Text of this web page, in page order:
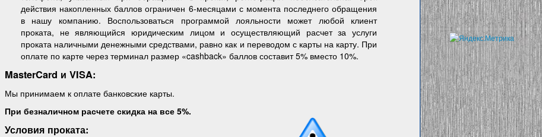
действия накопленных баллов ограничен 6-месяцами с момента последнего обращения
в нашу компанию. Воспользоваться программой лояльности может любой клиент
проката, не являющийся юридическим лицом и осуществляющий расчет за услуги
проката наличными денежными средствами, равно как и переводом с карты на карту. При
оплате по карте через терминал размер «cashback» баллов составит 5% вместо 10%.
MasterCard и VISA:
Мы принимаем к оплате банковские карты.
При безналичном расчете скидка на все 5%.
Условия проката: